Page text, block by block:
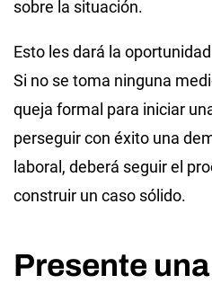
sobre la situación.
Esto les dará la
Si no se toma ninguna
queja formal para iniciar
perseguir con éxito una
laboral, deberá seguir el
construir un caso sólido.
Presente